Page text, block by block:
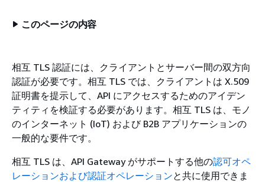
このページの内容
相互 TLS 認証には、クライアントとサーバー間の双方向
認証が必要です。相互 TLS では、クライアントは X.509
証明書を提示して、API にアクセスするためのアイデン
ティティを検証する必要があります。相互 TLS は、モノ
のインターネット (IoT) および B2B アプリケーションの
一般的な要件です。
相互 TLS は、API Gateway がサポートする他の認可オペ
レーションおよび認証オペレーションと共に使用できま